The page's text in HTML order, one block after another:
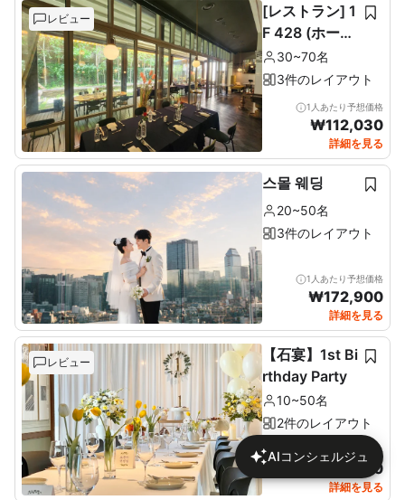
レビュー
[レストラン] 1
F 428 (ホール
60席+ルーム1
0席)
30~70名
3件のレイアウト
1人あたり予想価格
₩112,030
詳細を見る
스몰 웨딩
20~50名
3件のレイアウト
1人あたり予想価格
₩172,900
詳細を見る
レビュー
【石宴】1st Bi
rthday Party
10~50名
2件のレイアウト
1人あたり予想価格
137,680
詳細を見る
AIコンシェルジュ